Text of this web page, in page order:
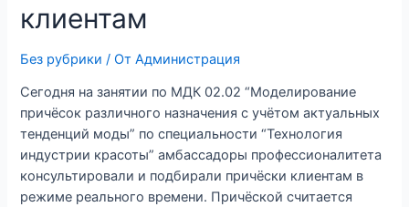
клиентам
Без рубрики / От Администрация
Сегодня на занятии по МДК 02.02 “Моделирование
причёсок различного назначения с учётом актуальных
тенденций моды” по специальности “Технология
индустрии красоты” амбассадоры профессионалитета
консультировали и подбирали причёски клиентам в
режиме реального времени. Причёской считается